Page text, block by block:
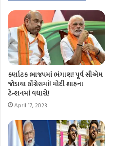
કર્ણાટક ભાજપમાં ભંગાણ! પૂર્વ સીએમ
જોડાયા કોંગ્રેસમાં! મોદી શાહના
ટેન્શનમાં વધારો!
April 17, 2023